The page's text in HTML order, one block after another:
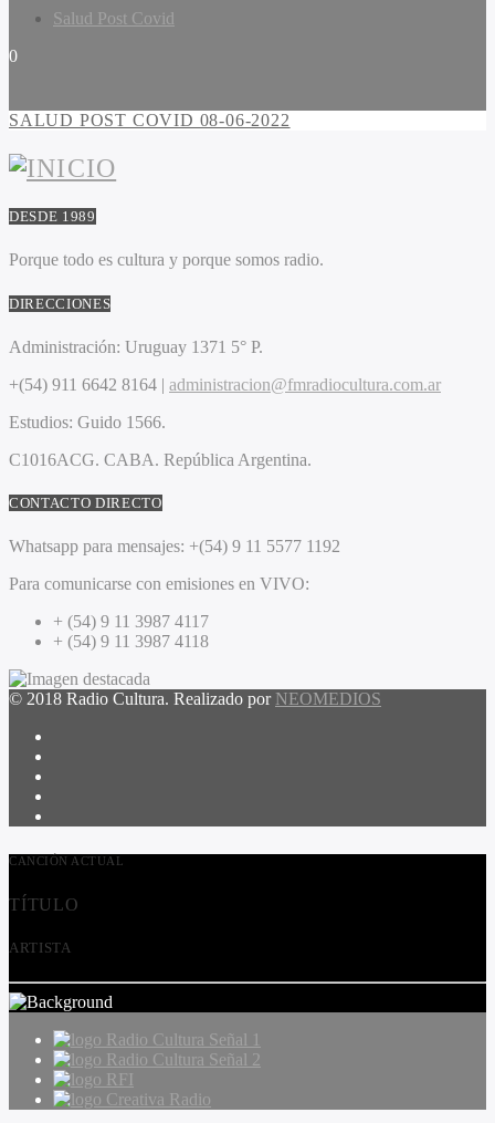
Salud Post Covid
0
SALUD POST COVID 08-06-2022
DESDE 1989
Porque todo es cultura y porque somos radio.
DIRECCIONES
Administración: Uruguay 1371 5° P.
+(54) 911 6642 8164 | administracion@fmradiocultura.com.ar
Estudios: Guido 1566.
C1016ACG. CABA. República Argentina.
CONTACTO DIRECTO
Whatsapp para mensajes: +(54) 9 11 5577 1192
Para comunicarse con emisiones en VIVO:
+ (54) 9 11 3987 4117
+ (54) 9 11 3987 4118
© 2018 Radio Cultura. Realizado por NEOMEDIOS
CANCIÓN ACTUAL
TÍTULO
ARTISTA
Radio Cultura Señal 1
Radio Cultura Señal 2
RFI
Creativa Radio